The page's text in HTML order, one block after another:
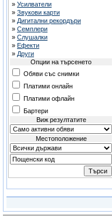
» Усилватели
» Звукови карти
» Дигитални рекордъри
» Семплери
» Слушалки
» Ефекти
» Други
Опции на търсенето
Обяви със снимки
Платими онлайн
Платими офлайн
Бартери
Виж резултатите
Местоположение